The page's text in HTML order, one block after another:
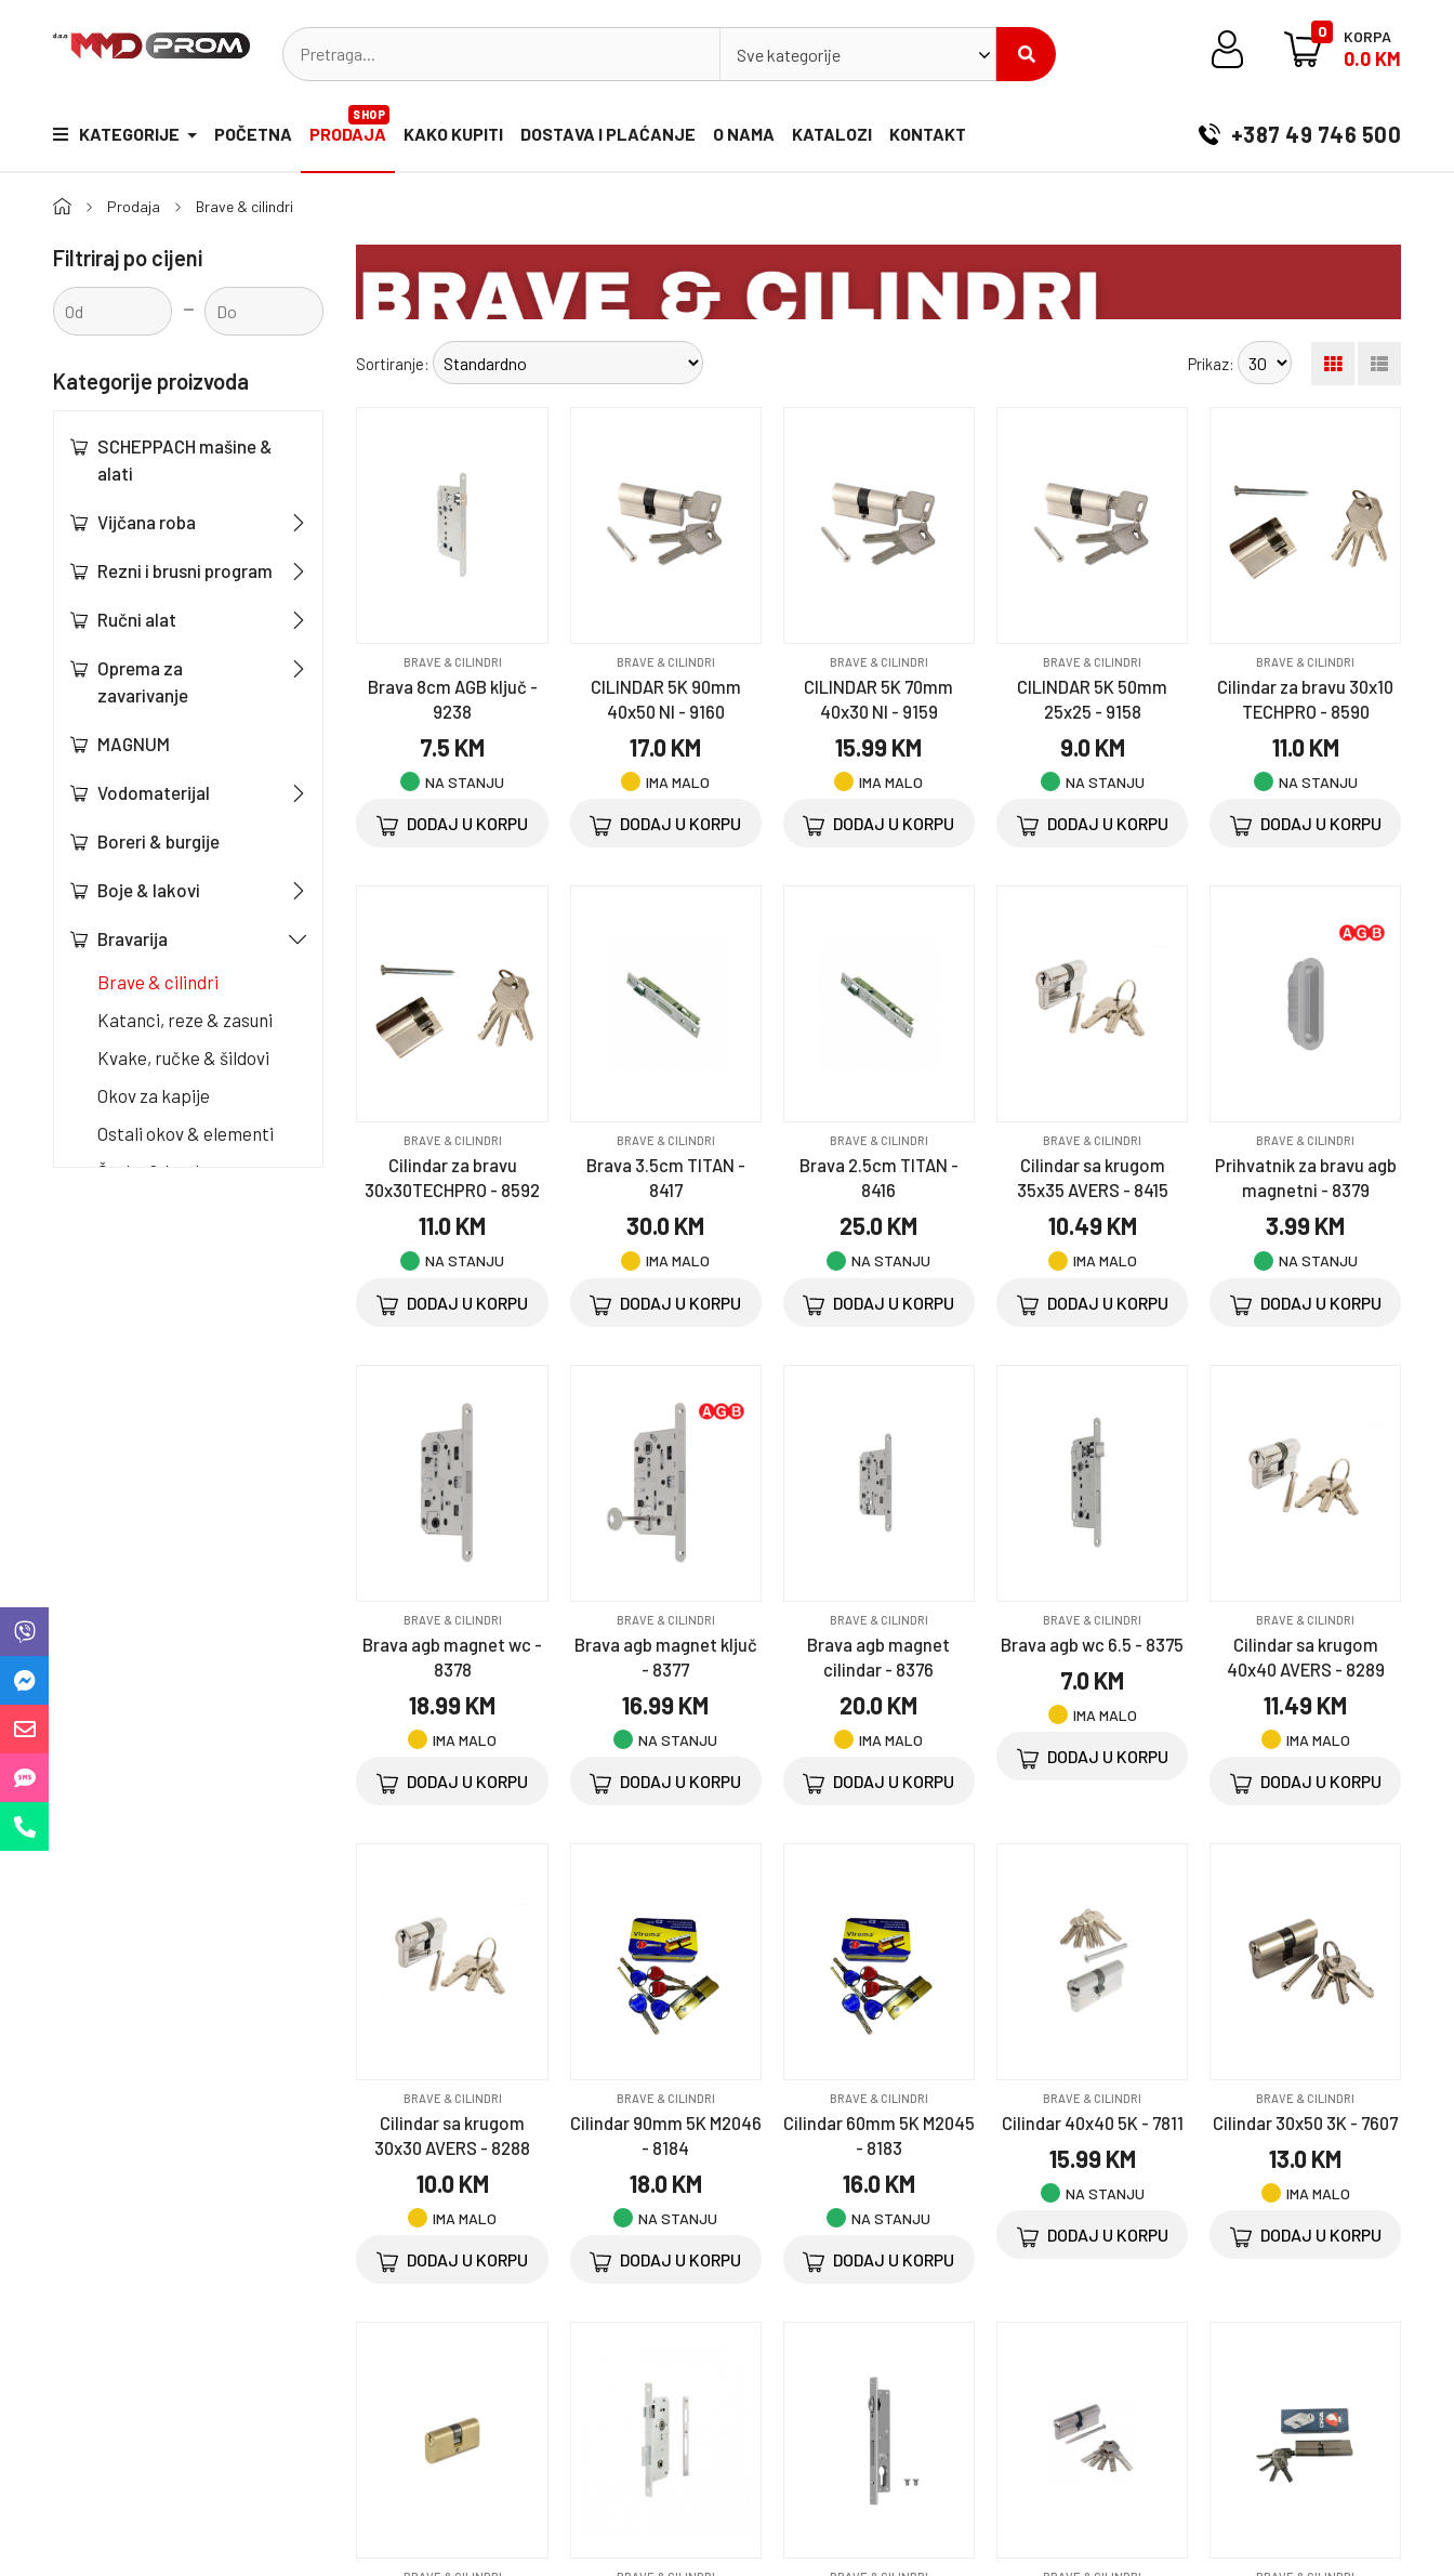
Sve kategorije
0 KORPA
0.0 KM
KATEGORIJE POČETNA PRODAJA
SHOP
KAKO KUPITI DOSTAVA I PLAĆANJE O NAMA KATALOZI KONTAKT +387 49 746 500
Prodaja Brave & cilindri
Filtriraj po cijeni
-
Kategorije proizvoda
SCHEPPACH mašine &
alati
Vijčana roba
Rezni i brusni program
Ručni alat
Oprema za
zavarivanje
MAGNUM
Vodomaterijal
Boreri & burgije
Boje & lakovi
Bravarija
Brave & cilindri
Katanci, reze & zasuni
Kvake, ručke & šildovi
Okov za kapije
Ostali okov & elementi
Šarke & baglame
Sortiranje: Prikaz:
BRAVE & CILINDRI
Brava 8cm AGB ključ -
9238
7.5 KM
NA STANJU
DODAJ U KORPU
BRAVE & CILINDRI
CILINDAR 5K 90mm
40x50 NI - 9160
17.0 KM
IMA MALO
DODAJ U KORPU
BRAVE & CILINDRI
CILINDAR 5K 70mm
40x30 NI - 9159
15.99 KM
IMA MALO
DODAJ U KORPU
BRAVE & CILINDRI
CILINDAR 5K 50mm
25x25 - 9158
9.0 KM
NA STANJU
DODAJ U KORPU
BRAVE & CILINDRI
Cilindar za bravu 30x10
TECHPRO - 8590
11.0 KM
NA STANJU
DODAJ U KORPU
BRAVE & CILINDRI
Cilindar za bravu
30x30TECHPRO - 8592
11.0 KM
NA STANJU
DODAJ U KORPU
BRAVE & CILINDRI
Brava 3.5cm TITAN -
8417
30.0 KM
IMA MALO
DODAJ U KORPU
BRAVE & CILINDRI
Brava 2.5cm TITAN -
8416
25.0 KM
NA STANJU
DODAJ U KORPU
BRAVE & CILINDRI
Cilindar sa krugom
35x35 AVERS - 8415
10.49 KM
IMA MALO
DODAJ U KORPU
BRAVE & CILINDRI
Prihvatnik za bravu agb
magnetni - 8379
3.99 KM
NA STANJU
DODAJ U KORPU
BRAVE & CILINDRI
Brava agb magnet wc -
8378
18.99 KM
IMA MALO
DODAJ U KORPU
BRAVE & CILINDRI
Brava agb magnet ključ
- 8377
16.99 KM
NA STANJU
DODAJ U KORPU
BRAVE & CILINDRI
Brava agb magnet
cilindar - 8376
20.0 KM
IMA MALO
DODAJ U KORPU
BRAVE & CILINDRI
Brava agb wc 6.5 - 8375
7.0 KM
IMA MALO
DODAJ U KORPU
BRAVE & CILINDRI
Cilindar sa krugom
40x40 AVERS - 8289
11.49 KM
IMA MALO
DODAJ U KORPU
BRAVE & CILINDRI
Cilindar sa krugom
30x30 AVERS - 8288
10.0 KM
IMA MALO
DODAJ U KORPU
BRAVE & CILINDRI
Cilindar 90mm 5K M2046
- 8184
18.0 KM
NA STANJU
DODAJ U KORPU
BRAVE & CILINDRI
Cilindar 60mm 5K M2045
- 8183
16.0 KM
NA STANJU
DODAJ U KORPU
BRAVE & CILINDRI
Cilindar 40x40 5K - 7811
15.99 KM
NA STANJU
DODAJ U KORPU
BRAVE & CILINDRI
Cilindar 30x50 3K - 7607
13.0 KM
IMA MALO
DODAJ U KORPU